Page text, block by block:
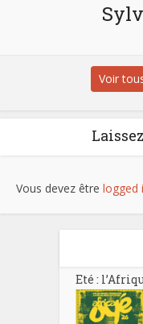
Voir
Vous devez être logged
Eté :